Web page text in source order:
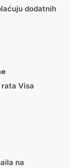
dodatnih
Visa
na